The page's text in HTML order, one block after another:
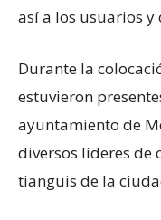
así a los usuarios y
Durante la
estuvieron
ayuntamiento de
diversos líderes de
tianguis de la